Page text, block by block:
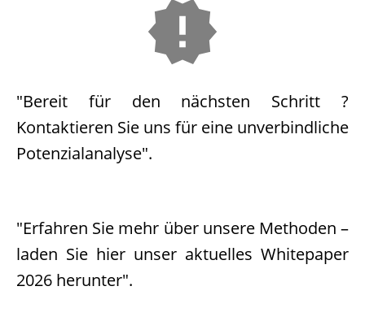
"Bereit für den nächsten Schritt ?
Kontaktieren Sie uns für eine unverbindliche
Potenzialanalyse".
"Erfahren Sie mehr über unsere Methoden –
laden Sie hier unser aktuelles Whitepaper
2026 herunter".